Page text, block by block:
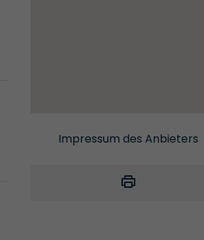
Impressum des Anbieters